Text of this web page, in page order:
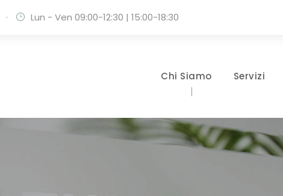
· Lun - Ven 09:00-12:30 | 15:00-18:30
Chi Siamo Servizi